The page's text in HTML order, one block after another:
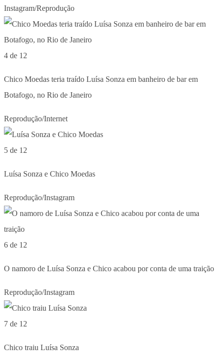
Instagram/Reprodução
4 de 12
Chico Moedas teria traído Luísa Sonza em banheiro de bar em
Botafogo, no Rio de Janeiro
Reprodução/Internet
5 de 12
Luísa Sonza e Chico Moedas
Reprodução/Instagram
6 de 12
O namoro de Luísa Sonza e Chico acabou por conta de uma traição
Reprodução/Instagram
7 de 12
Chico traiu Luísa Sonza